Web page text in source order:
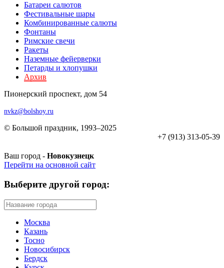
Батареи салютов
Фестивальные шары
Комбиниров­анные салюты
Фонтаны
Римские свечи
Ракеты
Наземные фейерверки
Петарды и хлопушки
Архив
Пионерский проспект, дом 54
nvkz@bolshoy.ru
© Большой праздник, 1993–2025
+7 (913) 313-05-39
Ваш город - Новокузнецк
Перейти на основной сайт
Выберите другой город:
Москва
Казань
Тосно
Новосибирск
Бердск